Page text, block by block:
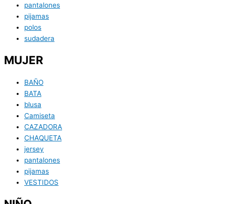
pantalones
pijamas
polos
sudadera
MUJER
BAÑO
BATA
blusa
Camiseta
CAZADORA
CHAQUETA
jersey
pantalones
pijamas
VESTIDOS